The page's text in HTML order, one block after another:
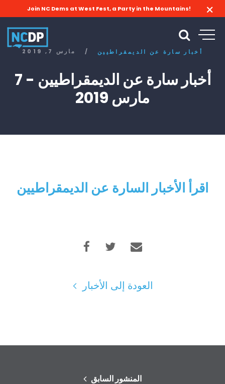
Join NC Dems at West Fest, a Party in the Mountains!
مارس 7, 2019 / أخبار سارة عن الديمقراطيين
أخبار سارة عن الديمقراطيين - 7
مارس 2019
اقرأ الأخبار السارة عن الديمقراطيين
العودة إلى الأخبار
المنشور السابق